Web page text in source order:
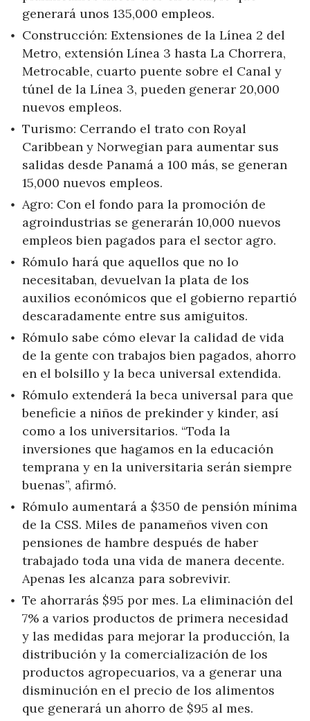
generará unos 135,000 empleos.
Construcción: Extensiones de la Línea 2 del
Metro, extensión Línea 3 hasta La Chorrera,
Metrocable, cuarto puente sobre el Canal y
túnel de la Línea 3, pueden generar 20,000
nuevos empleos.
Turismo: Cerrando el trato con Royal
Caribbean y Norwegian para aumentar sus
salidas desde Panamá a 100 más, se generan
15,000 nuevos empleos.
Agro: Con el fondo para la promoción de
agroindustrias se generarán 10,000 nuevos
empleos bien pagados para el sector agro.
Rómulo hará que aquellos que no lo
necesitaban, devuelvan la plata de los
auxilios económicos que el gobierno repartió
descaradamente entre sus amiguitos.
Rómulo sabe cómo elevar la calidad de vida
de la gente con trabajos bien pagados, ahorro
en el bolsillo y la beca universal extendida.
Rómulo extenderá la beca universal para que
beneficie a niños de prekinder y kinder, así
como a los universitarios. “Toda la
inversiones que hagamos en la educación
temprana y en la universitaria serán siempre
buenas”, afirmó.
Rómulo aumentará a $350 de pensión mínima
de la CSS. Miles de panameños viven con
pensiones de hambre después de haber
trabajado toda una vida de manera decente.
Apenas les alcanza para sobrevivir.
Te ahorrarás $95 por mes. La eliminación del
7% a varios productos de primera necesidad
y las medidas para mejorar la producción, la
distribución y la comercialización de los
productos agropecuarios, va a generar una
disminución en el precio de los alimentos
que generará un ahorro de $95 al mes.